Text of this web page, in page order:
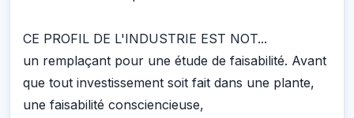
CE PROFIL DE L'INDUSTRIE EST NOT...
un remplaçant pour une étude de faisabilité. Avant
que tout investissement soit fait dans une plante,
une faisabilité consciencieuse,